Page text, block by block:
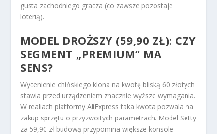
gusta zachodniego gracza (co zawsze pozostaje
loterią).
MODEL DROŻSZY (59,90 ZŁ): CZY
SEGMENT „PREMIUM” MA
SENS?
Wycenienie chińskiego klona na kwotę bliską 60 złotych
stawia przed urządzeniem znacznie wyższe wymagania.
W realiach platformy AliExpress taka kwota pozwala na
zakup sprzętu o przyzwoitych parametrach. Model Setty
za 59,90 zł budową przypomina większe konsole